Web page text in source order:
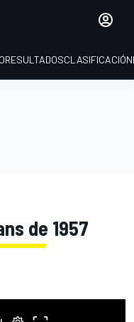
RESULTADOSCLASIFICACIÓN
de 1957